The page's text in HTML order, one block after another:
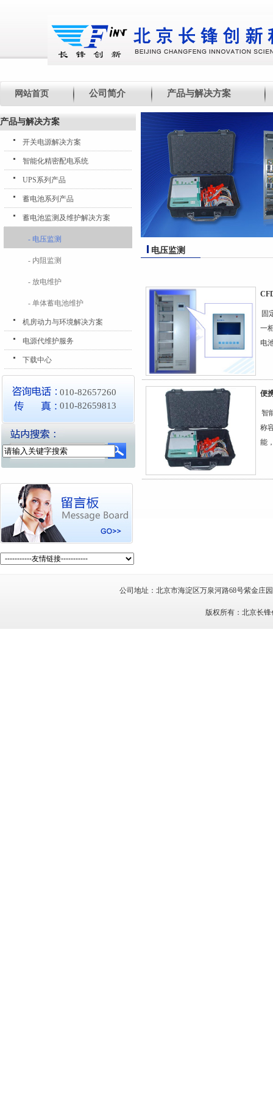
网站首页 公司简介 产品与解决方案
产品与解决方案
开关电源解决方案
智能化精密配电系统
UPS系列产品
蓄电池系列产品
蓄电池监测及维护解决方案
- 电压监测
- 内阻监测
- 放电维护
- 单体蓄电池维护
机房动力与环境解决方案
电源代维护服务
下载中心
010-82657260
010-82659813
电压监测
固
一
电
便
智
称
能
公司地址：北京市海淀区万泉河路68号紫金庄
版权所有：北京长